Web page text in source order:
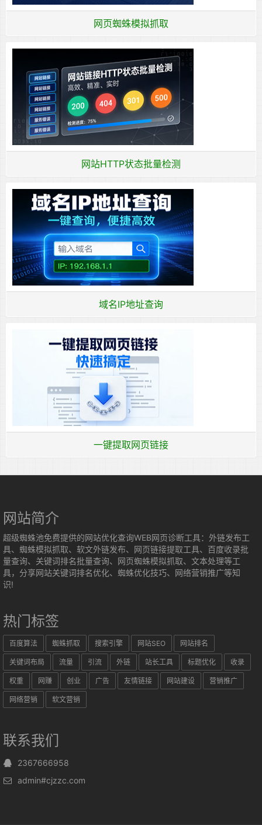
网页蜘蛛模拟抓取
网站HTTP状态批量检测
域名IP地址查询
一键提取网页链接
网站简介
超级蜘蛛池免费提供的网站优化查询WEB网页诊断工具：外链发布工
具、蜘蛛模拟抓取、软文外链发布、网页链接提取工具、百度收录批
量查询、关键词排名批量查询、网页蜘蛛模拟抓取、文本处理等工
具，分享网站关键词排名优化、蜘蛛优化技巧、网络营销推广等知
识!
热门标签
百度算法 蜘蛛抓取 搜索引擎 网站SEO 网站排名
关键词布局 流量 引流 外链 站长工具 标题优化 收录
权重 网赚 创业 广告 友情链接 网站建设 营销推广
网络营销 软文营销
联系我们
2367666958
admin#cjzzc.com